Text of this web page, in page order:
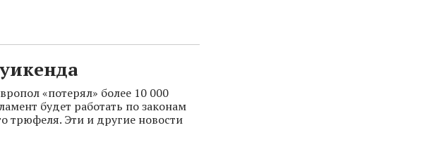
«потерял» более 10 000
будет работать по законам
трюфеля. Эти и другие новости